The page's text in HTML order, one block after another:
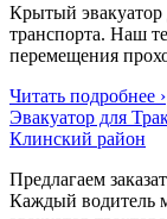
Крытый эвакуатор
транспорта. Наш
перемещения
Читать подробнее ›
Эвакуатор для
Клинский район
Предлагаем
Каждый водитель